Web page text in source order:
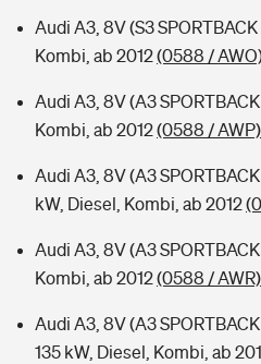
Audi A3, 8V (S3 SPORTBACK
Kombi, ab 2012(0588 /
Audi A3, 8V (A3 SPORTBACK
Kombi, ab 2012(0588 / AWP)
Audi A3, 8V (A3
kW, Diesel, Kombi, ab 2012
Audi A3, 8V (A3
Kombi, ab 2012(0588 / AWR)
Audi A3, 8V (A3
135 kW, Diesel, Kombi, ab